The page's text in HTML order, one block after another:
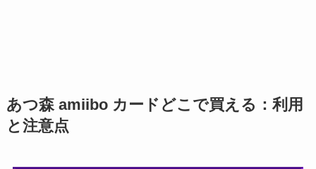
あつ森 amiibo カードどこで買える：利用
と注意点